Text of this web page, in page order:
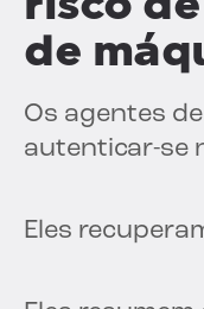
de
Os agentes
autenticar-se
Eles